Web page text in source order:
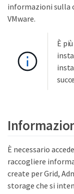
informazioni sulla
VMware.
È
È necessario
raccogliere
create per Grid,
storage che si